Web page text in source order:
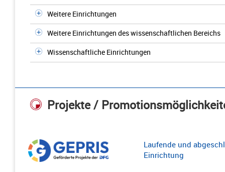
Weitere Einrichtungen
Weitere Einrichtungen des wissenschaftlichen Bereichs
Wissenschaftliche Einrichtungen
Projekte /
Laufende und
Einrichtung